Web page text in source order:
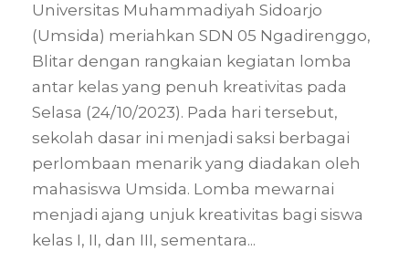
Universitas Muhammadiyah Sidoarjo
(Umsida) meriahkan SDN 05 Ngadirenggo,
Blitar dengan rangkaian kegiatan lomba
antar kelas yang penuh kreativitas pada
Selasa (24/10/2023). Pada hari tersebut,
sekolah dasar ini menjadi saksi berbagai
perlombaan menarik yang diadakan oleh
mahasiswa Umsida. Lomba mewarnai
menjadi ajang unjuk kreativitas bagi siswa
kelas I, II, dan III, sementara...